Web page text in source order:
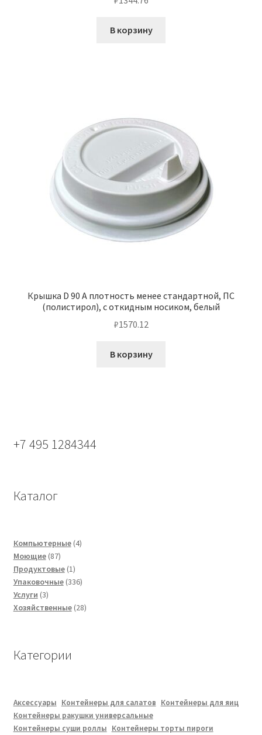
В корзину
Крышка D 90 А плотность менее стандартной, ПС
(полистирол), с откидным носиком, белый
₽1570.12
В корзину
+7 495 1284344
Каталог
Компьютерные 44
Моющие 8787
товаров
Продуктовые 11
товар
Упаковочные 336336
Услуги 33
товара
Хозяйственные 2828
Категории
Аксессуары Контейнеры для салатов Контейнеры для яиц
Контейнеры ракушки универсальные
Контейнеры суши роллы Контейнеры торты пироги